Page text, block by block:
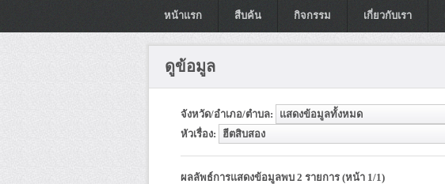
หน้าแรก สืบค้น กิจกรรม เกี่ยวกับเรา
ดูข้อมูล
จังหวัด/อำเภอ/ตำบล:
หัวเรื่อง:
ผลลัพธ์การแสดงข้อมูลพบ 2 รายการ (หน้า 1/1)